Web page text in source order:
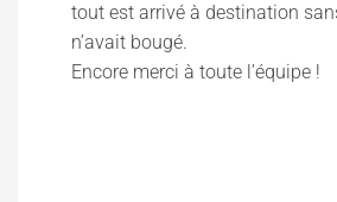
tout est arrivé à destination
n’avait bougé.
Encore merci à toute l’équipe !